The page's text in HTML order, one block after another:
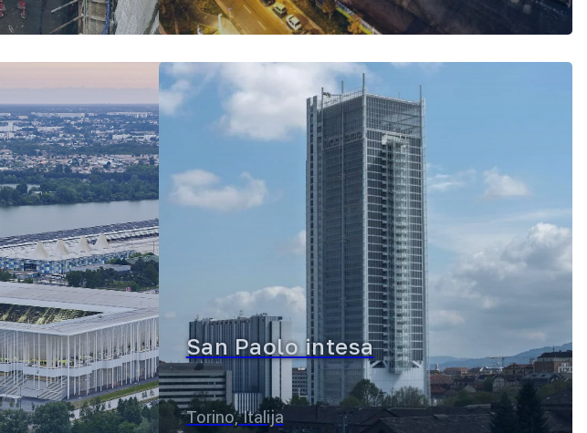
San Paolo intesa
Torino, Italija